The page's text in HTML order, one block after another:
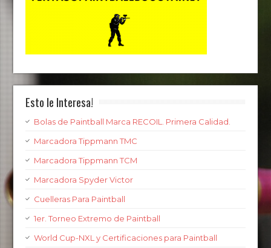
Esto le Interesa!
Bolas de Paintball Marca RECOIL. Primera Calidad.
Marcadora Tippmann TMC
Marcadora Tippmann TCM
Marcadora Spyder Victor
Cuelleras Para Paintball
1er. Torneo Extremo de Paintball
World Cup-NXL y Certificaciones para Paintball